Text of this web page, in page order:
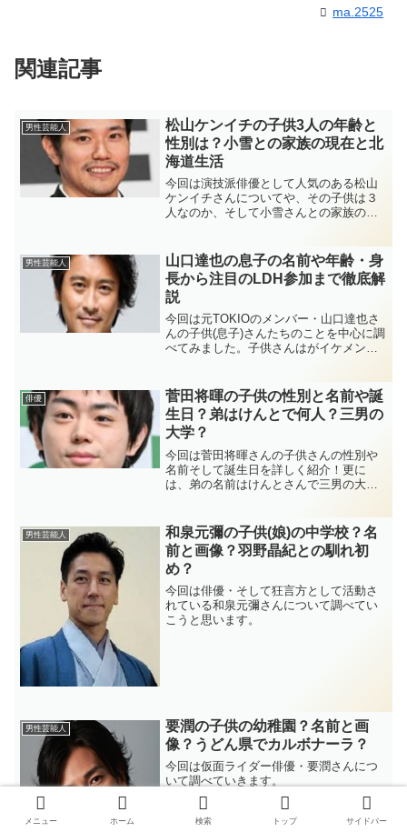
ma.2525
関連記事
男性芸能人
松山ケンイチの子供3人の年齢と
性別は？小雪との家族の現在と北
海道生活
今回は演技派俳優として人気のある松山
ケンイチさんについてや、その子供は３
人なのか、そして小雪さんとの家族の現
男性芸能人
山口達也の息子の名前や年齢・身
長から注目のLDH参加まで徹底解
説
今回は元TOKIOのメンバー・山口達也さ
んの子供(息子)さんたちのことを中心に調
べてみました。子供さんはがイケメンな
ていきます。ついでにインスタも調べて
みました！
俳優
菅田将暉の子供の性別と名前や誕
生日？弟はけんとで何人？三男の
大学？
今回は菅田将暉さんの子供さんの性別や
名前そして誕生日を詳しく紹介！更に
は、弟の名前はけんとさんで三男の大学
男性芸能人
和泉元彌の子供(娘)の中学校？名
前と画像？羽野晶紀との馴れ初
め？
今回は俳優・そして狂言方として活動さ
れている和泉元彌さんについて調べてい
こうと思います。
男性芸能人
要潤の子供の幼稚園？名前と画
像？うどん県でカルボナーラ？
今回は仮面ライダー俳優・要潤さんにつ
いて調べていきます。
メニュー ホーム 検索 トップ サイドバー